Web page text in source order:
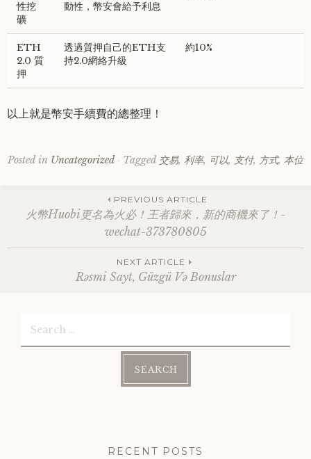
性挖
礦
動性，幣安會給予利息
ETH
2.0 質
押
透過質押自己的ETH支
持2.0網絡升級
約10%
以上就是幣安手續費的總整理！
Posted in Uncategorized Tagged 交易, 利率, 可以, 支付, 方式, 本位
Post
navigation
PREVIOUS ARTICLE
火幣Huobi更名為火必！王者歸來，新的商機來了！-
wechat-373780805
NEXT ARTICLE
Rəsmi Sayt, Güzgü Və Bonuslar
RECENT POSTS